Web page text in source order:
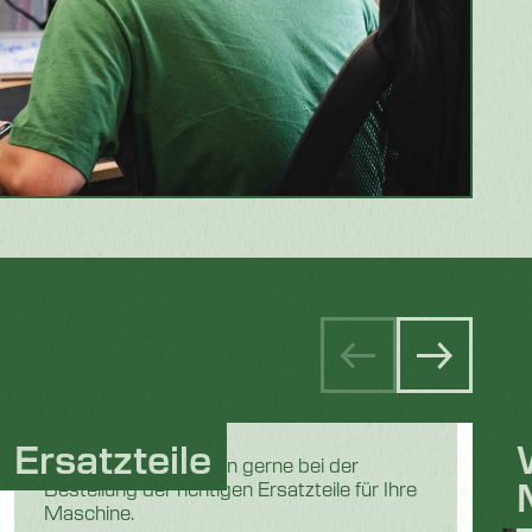
Unser Team hilft Ihnen gerne bei der
Bestellung der richtigen Ersatzteile für Ihre
Maschine.
Ersatzteile